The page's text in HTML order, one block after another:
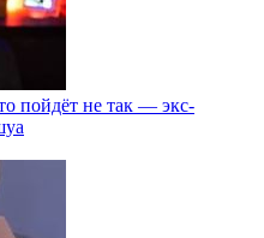
пойдёт не так — экс-